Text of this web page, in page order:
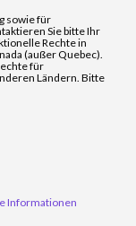
sowie für
Sie bitte Ihr
Rechte in
(außer Quebec).
für
Ländern. Bitte
Informationen